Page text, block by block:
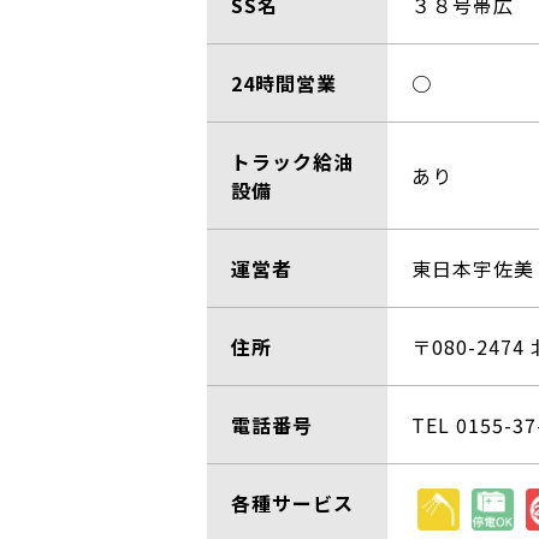
24時間営業 ○
トラック給油
設備
あり
運営者 東日本宇佐
住所 〒080-2474
電話番号 TEL 0155-
各種サービス